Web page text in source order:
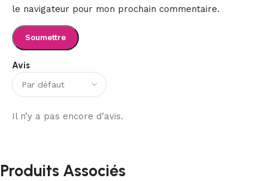
Avis
Il n’y a pas encore d’avis.
le navigateur pour mon prochain commentaire.
Produits Associés